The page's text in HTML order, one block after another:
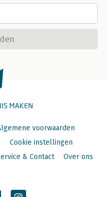
MAKEN
voorwaarden
Cookie instellingen
& Contact Over ons